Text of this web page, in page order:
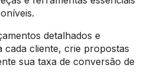
detalhados e
cada cliente, crie propostas
sua taxa de conversão de